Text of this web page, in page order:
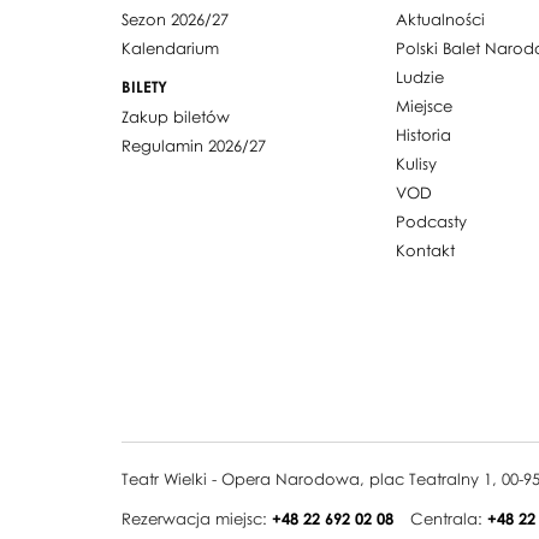
Sezon 2026/27
Kalendarium
BILETY
Zakup biletów
Regulamin 2026/27
Aktualności
Polski Balet
Ludzie
Miejsce
Historia
Kulisy
VOD
Podcasty
Kontakt
Teatr Wielki - Opera Narodowa, plac Teatralny 1, 00-
Rezerwacja miejsc: +48 22 692 02 08 Centrala: +48 22